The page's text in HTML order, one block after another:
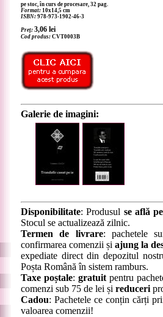
pe stoc, în curs de procesare, 32 pag.
Format: 10x14,5 cm
ISBN: 978-973-1902-46-3
Preț: 3,06 lei
Cod produs: CVT0003B
Galerie de imagini:
Disponibilitate: Produsul se află
Stocul se actualizează zilnic.
Termen de livrare: pachetele
confirmarea comenzii șiajung la
expediate direct din depozitul
Poșta Română în sistem ramburs.
Taxe poștale: gratuitpentru
comenzi sub 75 de lei și reduceri
Cadou: Pachetele ce conțin cărți
valoarea comenzii!